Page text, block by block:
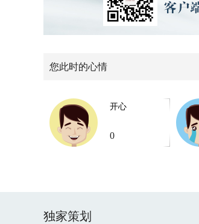
您此时的心情
开心
0
独家策划